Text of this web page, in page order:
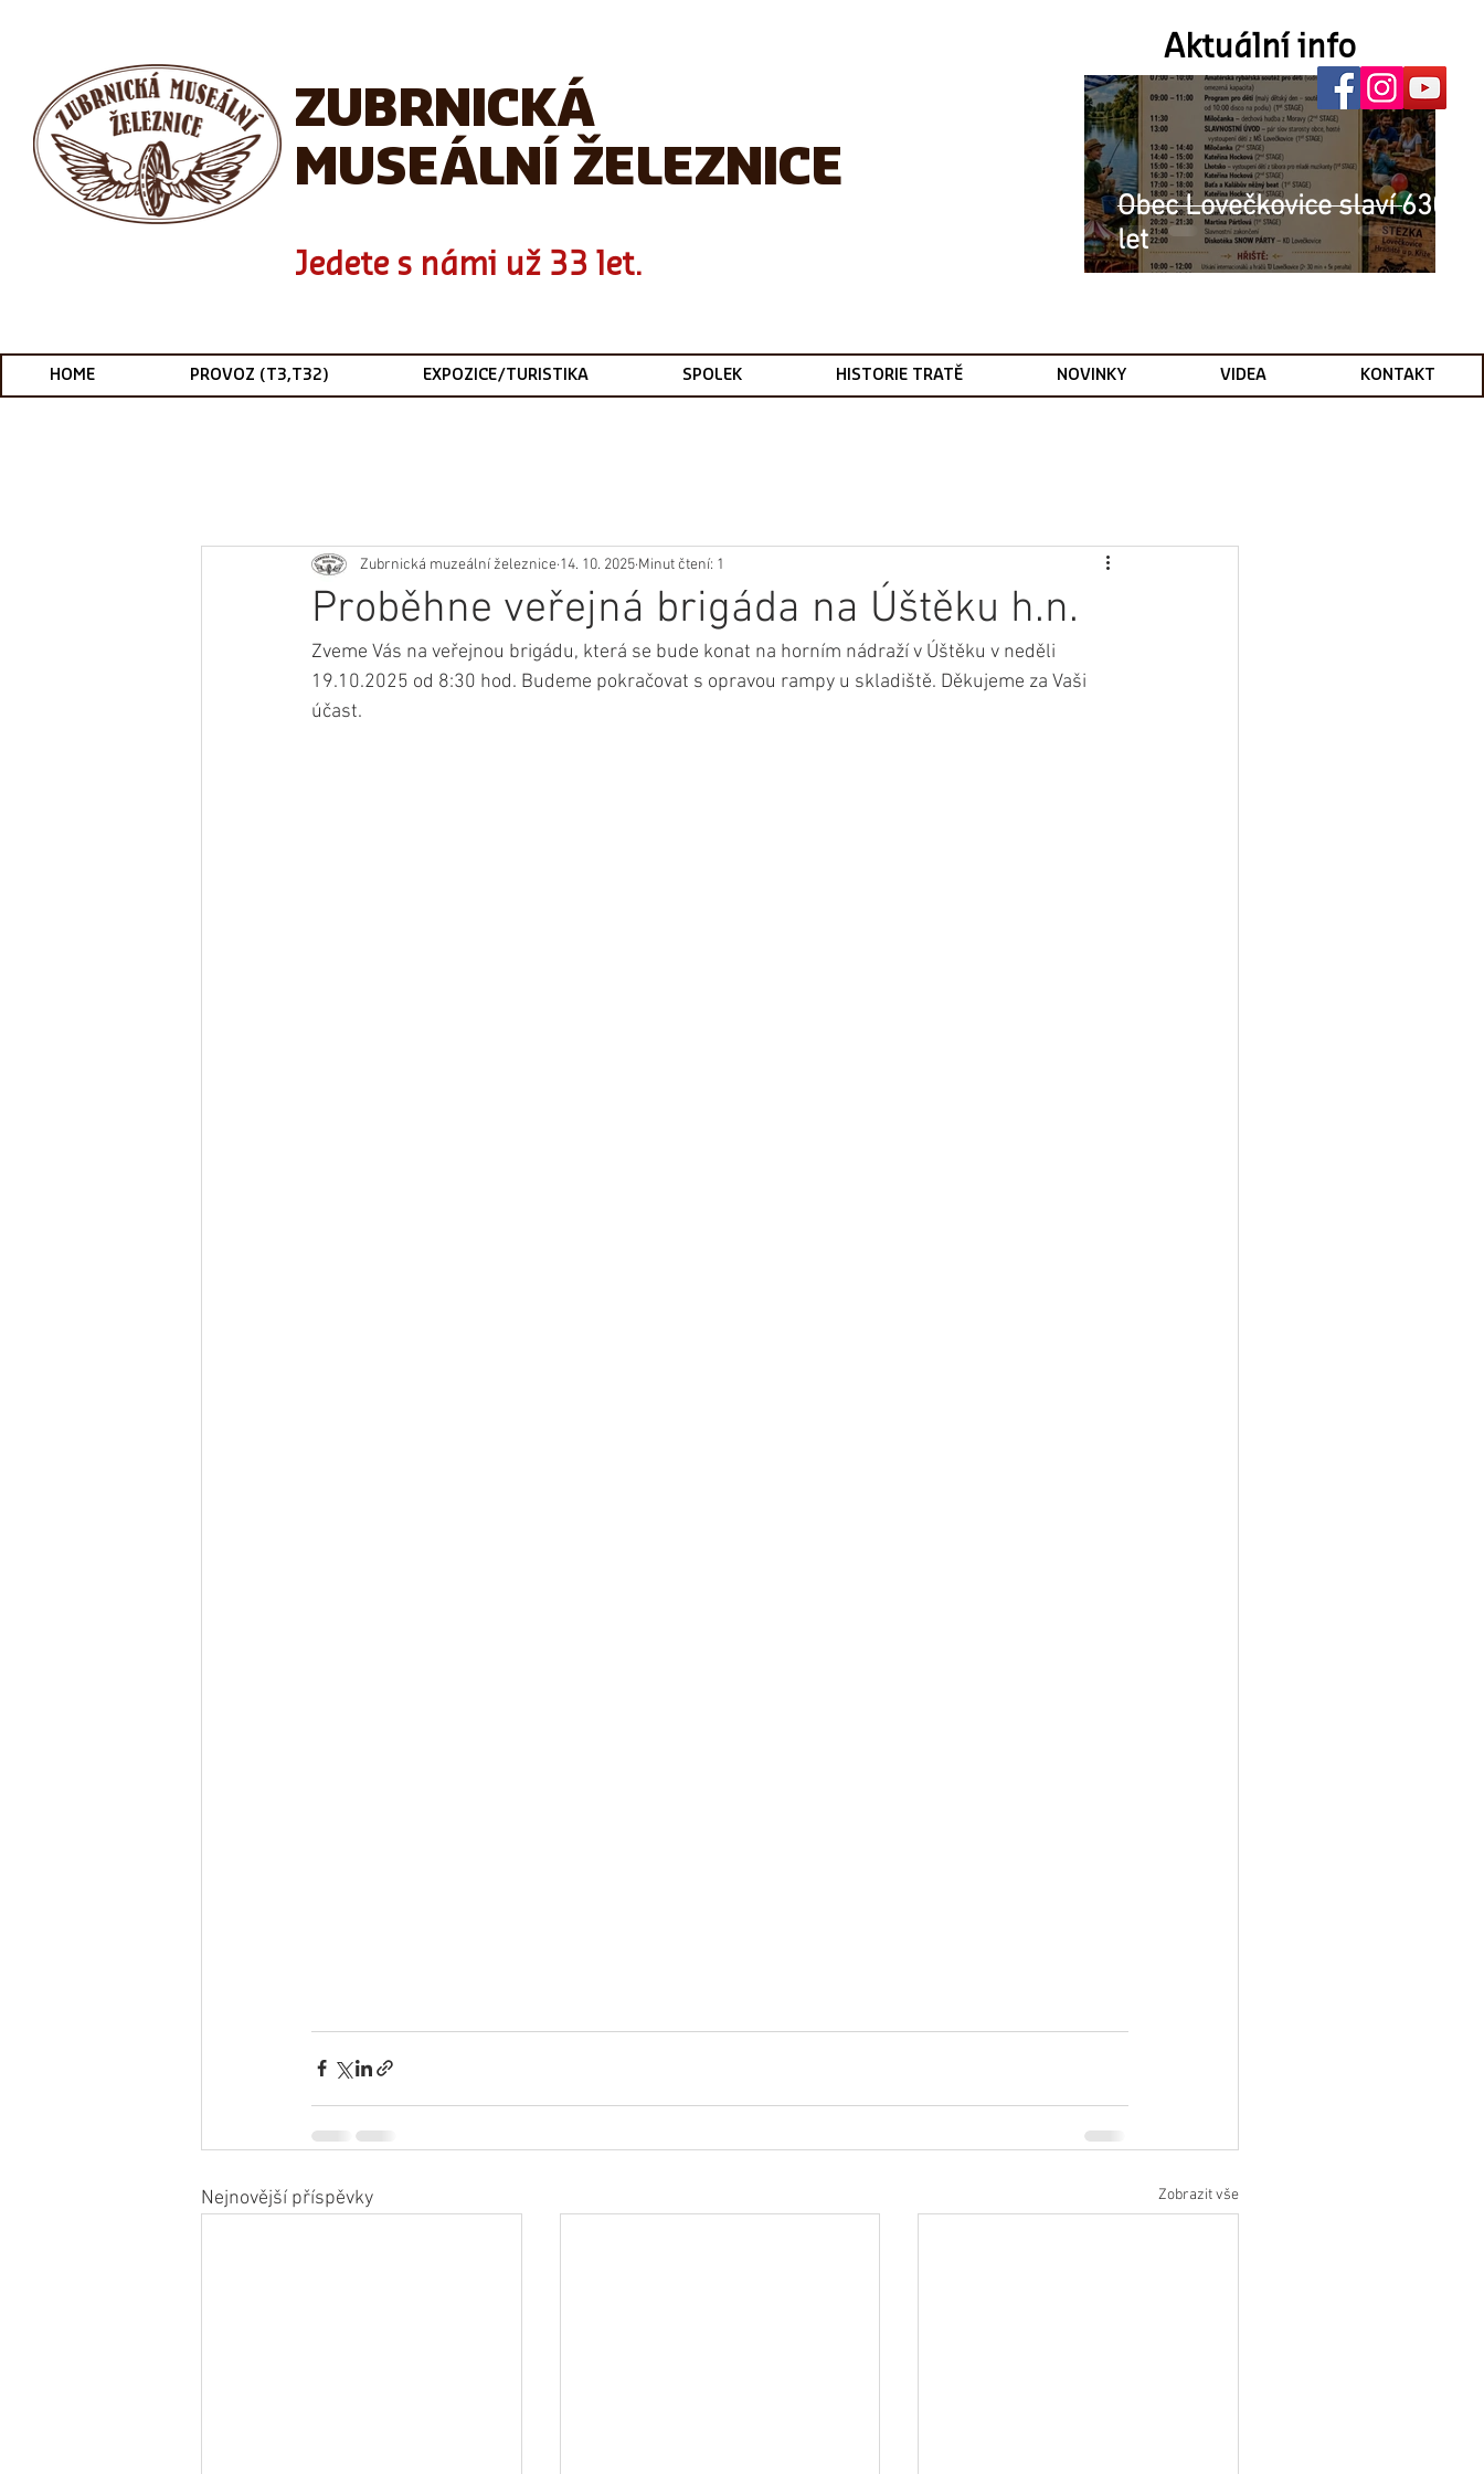
ZUBRNICKÁ
MUSEÁLNÍ ŽELEZNICE
Jedete s námi už 33 let.
Aktuální info
Obec Lovečkovice slaví 630
let
HOME PROVOZ (T3,T32) EXPOZICE/TURISTIKA SPOLEK HISTORIE TRATĚ NOVINKY VIDEA KONTAKT
Proběhne veřejná brigáda na Úštěku h.n.
Zubrnická muzeální železnice 14. 10. 2025 Minut čtení: 1
Zveme Vás na veřejnou brigádu, která se bude konat na horním nádraží v Úštěku v neděli
19.10.2025 od 8:30 hod. Budeme pokračovat s opravou rampy u skladiště. Děkujeme za Vaši
účast.
Nejnovější příspěvky Zobrazit vše